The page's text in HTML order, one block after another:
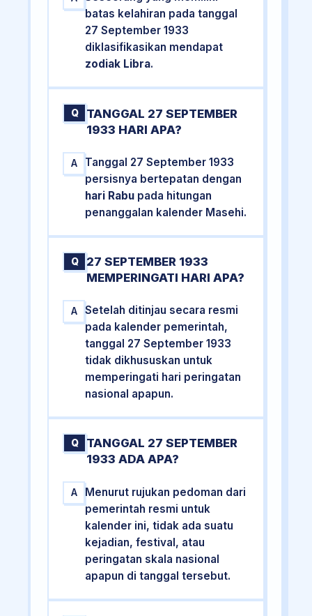
batas kelahiran pada tanggal
27 September 1933
diklasifikasikan mendapat
zodiak Libra.
Q
TANGGAL 27 SEPTEMBER
1933 HARI APA?
A
Tanggal 27 September 1933
persisnya bertepatan dengan
hari Rabu pada hitungan
penanggalan kalender Masehi.
Q
27 SEPTEMBER 1933
MEMPERINGATI HARI APA?
A
Setelah ditinjau secara resmi
pada kalender pemerintah,
tanggal 27 September 1933
tidak dikhususkan untuk
memperingati hari peringatan
nasional apapun.
Q
TANGGAL 27 SEPTEMBER
1933 ADA APA?
A
Menurut rujukan pedoman dari
pemerintah resmi untuk
kalender ini, tidak ada suatu
kejadian, festival, atau
peringatan skala nasional
apapun di tanggal tersebut.